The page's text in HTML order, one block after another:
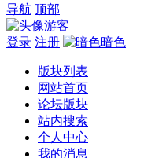
导航 顶部
游客
登录 注册 暗色
版块列表
网站首页
论坛版块
站内搜索
个人中心
我的消息